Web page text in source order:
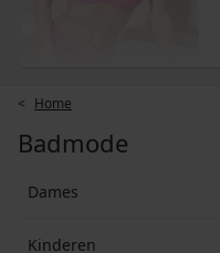
Met
grote
Home
Badmode
Dames
Kinderen